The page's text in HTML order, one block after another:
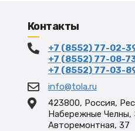
Контакты
+7 (8552) 77-02-
+7 (8552) 77-08-
+7 (8552) 77-03-
info@tola.ru
423800, Россия,
Набережные Челны,
Авторемонтная, 37